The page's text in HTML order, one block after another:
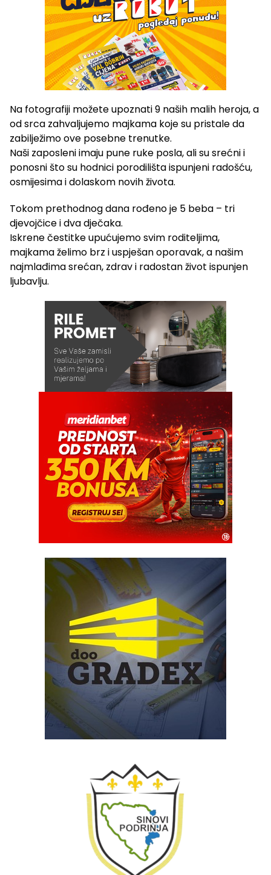
Na fotografiji možete upoznati 9 naših malih heroja, a
od srca zahvaljujemo majkama koje su pristale da
zabilježimo ove posebne trenutke.
Naši zaposleni imaju pune ruke posla, ali su srećni i
ponosni što su hodnici porodilišta ispunjeni radošću,
osmijesima i dolaskom novih života.
Tokom prethodnog dana rođeno je 5 beba – tri
djevojčice i dva dječaka.
Iskrene čestitke upućujemo svim roditeljima,
majkama želimo brz i uspješan oporavak, a našim
najmlađima srećan, zdrav i radostan život ispunjen
ljubavlju.